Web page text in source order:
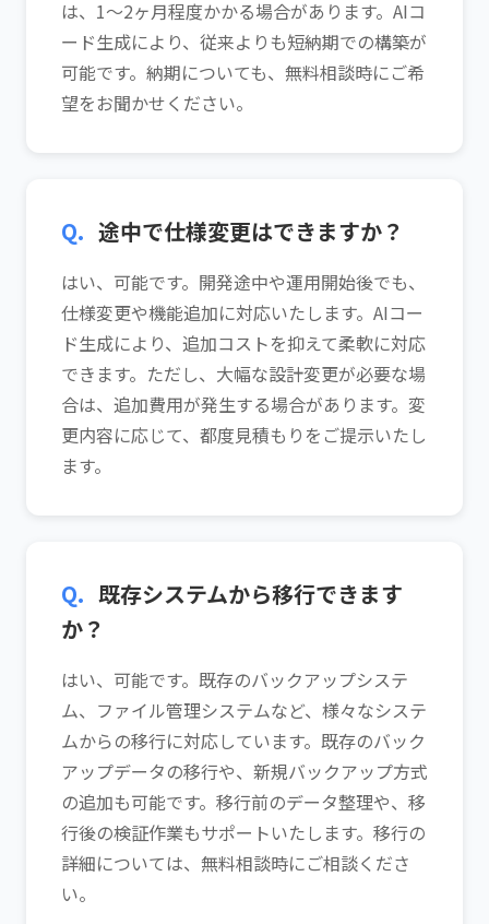
は、1〜2ヶ月程度かかる場合があります。AIコ
ード生成により、従来よりも短納期での構築が
可能です。納期についても、無料相談時にご希
望をお聞かせください。
Q. 途中で仕様変更はできますか？
はい、可能です。開発途中や運用開始後でも、
仕様変更や機能追加に対応いたします。AIコー
ド生成により、追加コストを抑えて柔軟に対応
できます。ただし、大幅な設計変更が必要な場
合は、追加費用が発生する場合があります。変
更内容に応じて、都度見積もりをご提示いたし
ます。
Q. 既存システムから移行できます
か？
はい、可能です。既存のバックアップシステ
ム、ファイル管理システムなど、様々なシステ
ムからの移行に対応しています。既存のバック
アップデータの移行や、新規バックアップ方式
の追加も可能です。移行前のデータ整理や、移
行後の検証作業もサポートいたします。移行の
詳細については、無料相談時にご相談くださ
い。